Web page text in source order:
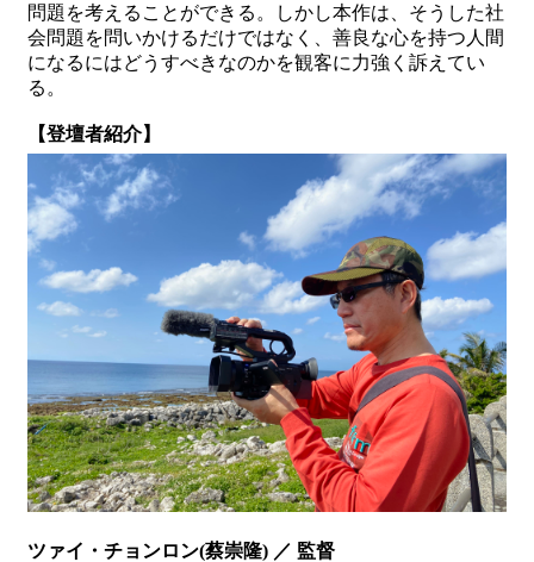
問題を考えることができる。しかし本作は、そうした社
会問題を問いかけるだけではなく、善良な心を持つ人間
になるにはどうすべきなのかを観客に力強く訴えてい
る。
【登壇者紹介】
ツァイ・チョンロン(蔡崇隆) ／ 監督